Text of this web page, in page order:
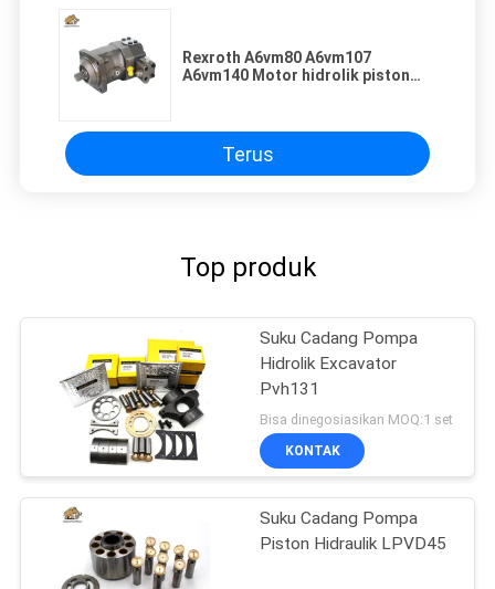
Rexroth A6vm80 A6vm107
A6vm140 Motor hidrolik piston
Terus
Top produk
Suku Cadang Pompa
Hidrolik Excavator
Pvh131
Bisa dinegosiasikan MOQ:1 set
KONTAK
Suku Cadang Pompa
Piston Hidraulik LPVD45